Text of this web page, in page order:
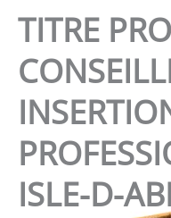
TITRE
ISLE-D-